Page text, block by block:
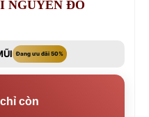
NGUYỄN ĐỖ
Đang ưu đãi 50%
còn